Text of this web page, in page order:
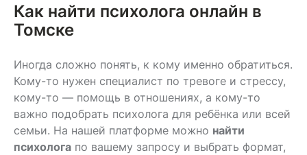
Как найти психолога онлайн в
Томске
Иногда сложно понять, к кому именно обратиться.
Кому-то нужен специалист по тревоге и стрессу,
кому-то — помощь в отношениях, а кому-то
важно подобрать психолога для ребёнка или всей
семьи. На нашей платформе можно найти
психолога по вашему запросу и выбрать формат,